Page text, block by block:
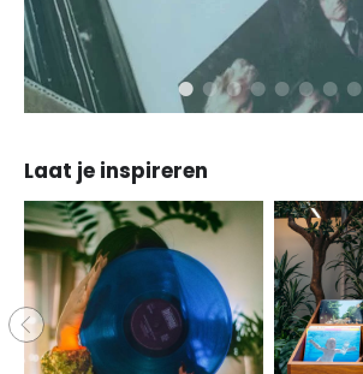
Laat je inspireren